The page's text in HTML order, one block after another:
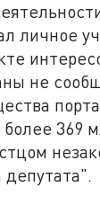
личное
не
369